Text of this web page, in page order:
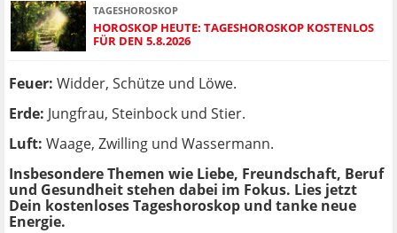
TAGESHOROSKOP
HOROSKOP HEUTE: TAGESHOROSKOP KOSTENLOS
FÜR DEN 5.8.2026
Feuer: Widder, Schütze und Löwe.
Erde: Jungfrau, Steinbock und Stier.
Luft: Waage, Zwilling und Wassermann.
Insbesondere Themen wie Liebe, Freundschaft, Beruf
und Gesundheit stehen dabei im Fokus. Lies jetzt
Dein kostenloses Tageshoroskop und tanke neue
Energie.